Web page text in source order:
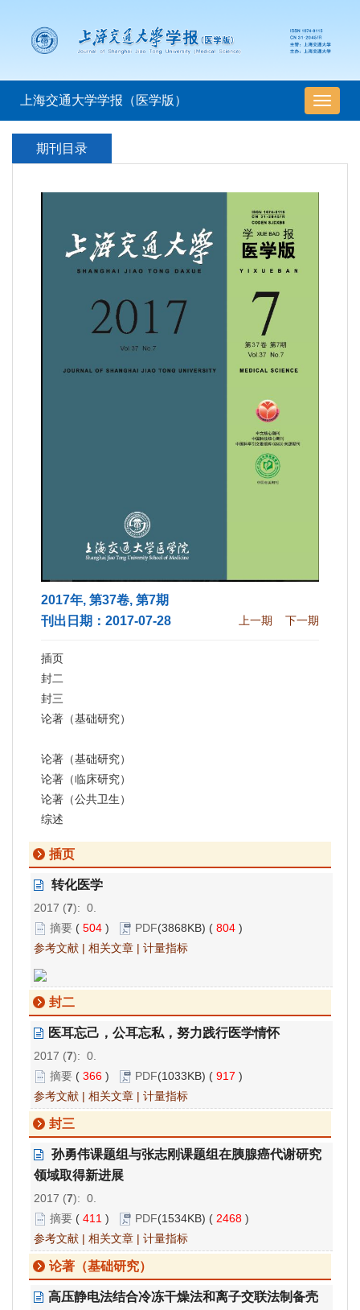
导
航
上海交通大学学报（医学版）
期刊目录
2017年, 第37卷, 第7期
刊出日期：2017-07-28
上一期 下一期
插页
封二
封三
论著（基础研究）
论著（基础研究）
论著（临床研究）
论著（公共卫生）
综述
插页
转化医学
2017 (7): 0.
摘要 ( 504 ) PDF(3868KB) ( 804 )
参考文献 | 相关文章 | 计量指标
封二
医耳忘己，公耳忘私，努力践行医学情怀
2017 (7): 0.
摘要 ( 366 ) PDF(1033KB) ( 917 )
参考文献 | 相关文章 | 计量指标
封三
孙勇伟课题组与张志刚课题组在胰腺癌代谢研究
领域取得新进展
2017 (7): 0.
摘要 ( 411 ) PDF(1534KB) ( 2468 )
参考文献 | 相关文章 | 计量指标
论著（基础研究）
高压静电法结合冷冻干燥法和离子交联法制备壳